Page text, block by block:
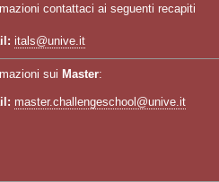
contattaci ai seguenti recapiti
itals@unive.it
sui Master:
master.challengeschool@unive.it